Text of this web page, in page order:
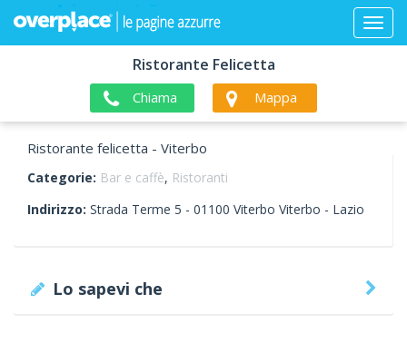
Ristorante Felicetta
Chiama Mappa
Ristorante felicetta - Viterbo
Categorie: Bar e caffè, Ristoranti
Indirizzo: Strada Terme 5 - 01100 Viterbo Viterbo - Lazio
Lo sapevi che